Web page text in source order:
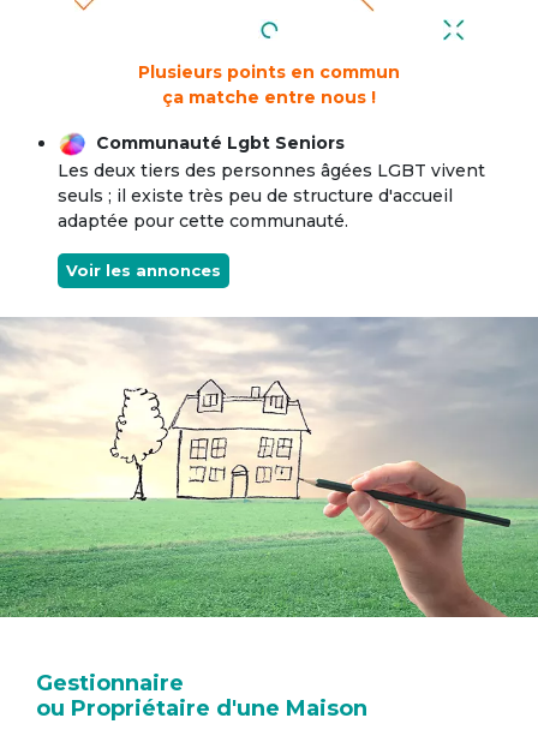
Plusieurs points en commun
ça matche entre nous !
Communauté Lgbt Seniors
Les deux tiers des personnes âgées LGBT vivent
seuls ; il existe très peu de structure d'accueil
adaptée pour cette communauté.
Voir les annonces
Gestionnaire
ou Propriétaire d'une Maison